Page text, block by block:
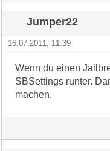
Jumper22
16.07.2011, 11:39
Wenn du einen
SBSettings runter.
machen.